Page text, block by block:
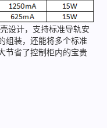
设计，支持标准导轨安
组装，还能将多个标准
节省了控制柜内的宝贵